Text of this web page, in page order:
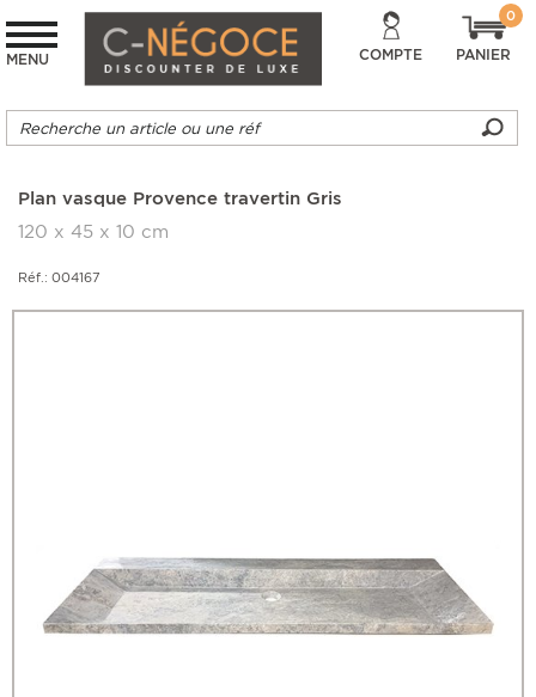
MENU COMPTE PANIER
0
Plan vasque Provence travertin Gris
120 x 45 x 10 cm
Réf.: 004167